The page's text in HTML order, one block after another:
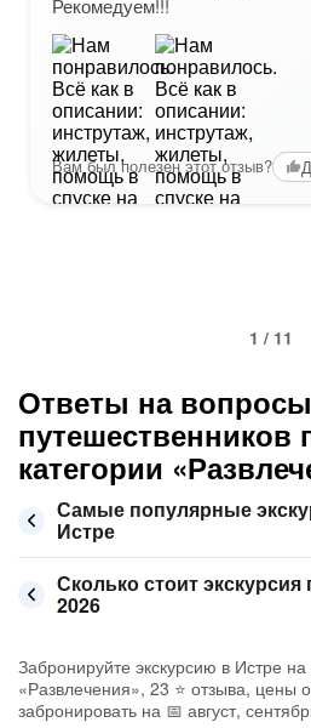
Рекомедуем!!!
Вам был полезен этот отзыв?
1 / 11
Ответы на
путешественников
категории
Самые популярные
Истре
Сколько стоит экскурсия
2026
Забронируйте экскурсию в Истре
«Развлечения», 23 ⭐ отзыва, цены
забронировать на 📅 август,